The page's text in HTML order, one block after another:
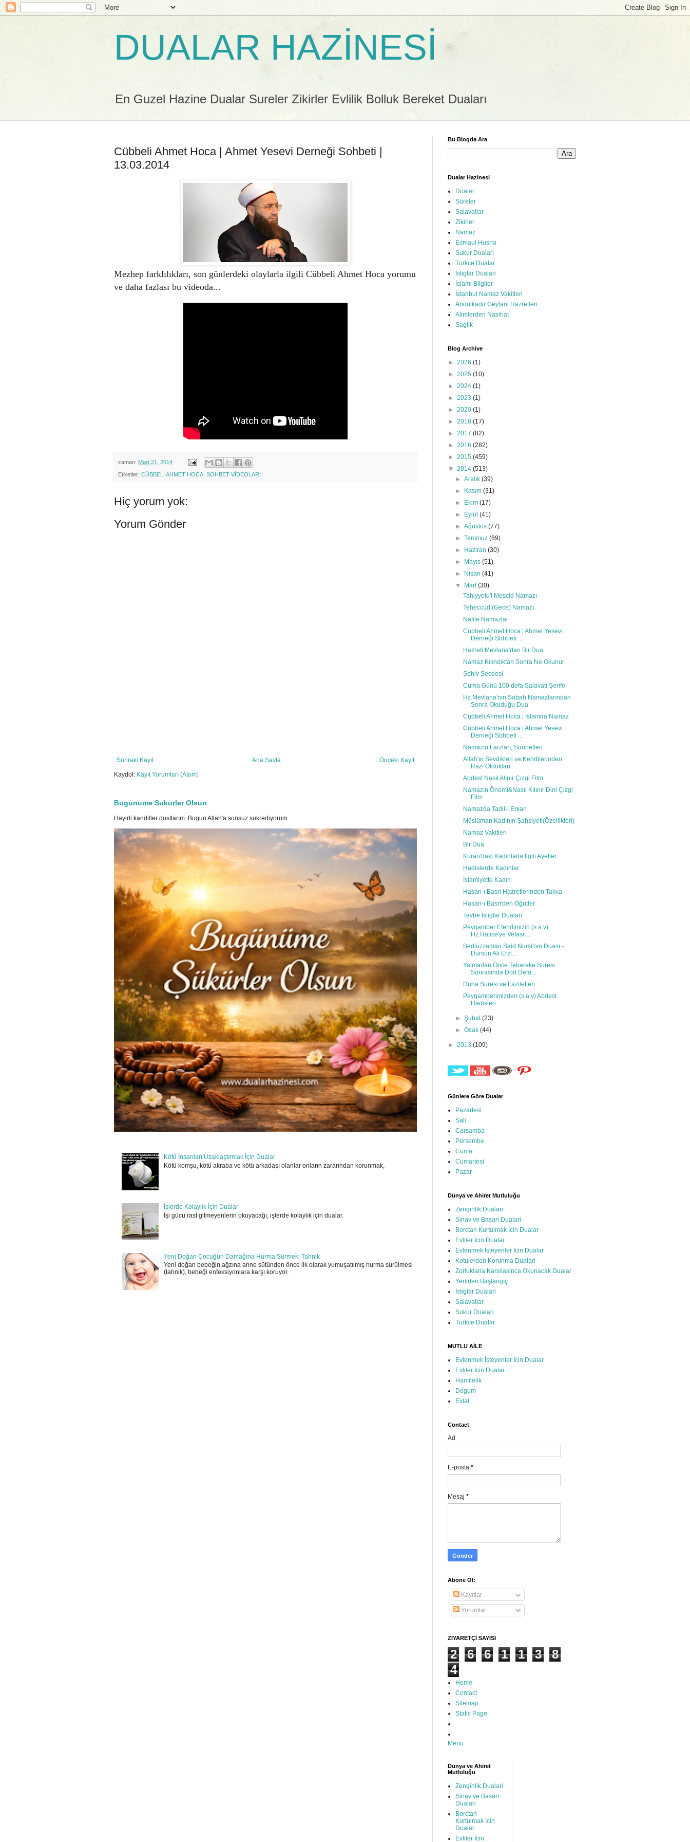
DUALAR HAZİNESİ
En Guzel Hazine Dualar Sureler Zikirler Evlilik Bolluk Bereket Duaları
Cübbeli Ahmet Hoca | Ahmet Yesevi Derneği Sohbeti |
13.03.2014
Mezhep farklılıkları, son günlerdeki olaylarla ilgili Cübbeli Ahmet Hoca yorumu
ve daha fazlası bu videoda...
zaman: Mart 21, 2014
Etiketler: CÜBBELİ AHMET HOCA SOHBET VİDEOLARI
Hiç yorum yok:
Yorum Gönder
Sonraki Kayıt Önceki Kayıt
Ana Sayfa
Kaydol: Kayıt Yorumları (Atom)
Bugunume Sukurler Olsun
Hayirli kandiller dostlarım. Bugun Allah'a sonsuz sukrediyorum.
Kötü İnsanları Uzaklaştırmak İçin Dualar
Kötü komşu, kötü akraba ve kötü arkadaşı olanlar onların zararından korunmak,
İşlerde Kolaylık İçin Dualar
İşi gücü rast gitmeyenlerin okuyacağı, işlerde kolaylık için dualar.
Yeni Doğan Çocuğun Damağına Hurma Sürmek: Tahnik
Yeni doğan bebeğin ağzına anne sütünden önce ilk olarak yumuşatılmış hurma sürülmesi
(tahnik), bebeği enfeksiyonlara karşı koruyor.
Bu Blogda Ara
Dualar Hazinesi
Dualar
Sureler
Salavatlar
Zikirler
Namaz
Esmaul Husna
Sukur Dualari
Turkce Dualar
İstigfar Dualari
İslami Bilgiler
İstanbul Namaz Vakitleri
Abdulkadir Geylani Hazretleri
Alimlerden Nasihat
Saglik
Blog Archive
► 2026 (1)
► 2025 (10)
► 2024 (1)
► 2023 (1)
► 2020 (1)
► 2018 (17)
► 2017 (82)
► 2016 (282)
► 2015 (459)
▼ 2014 (513)
►Aralık(39)
►
Kasım(31)
►
Ekim(17)
►
Eylül(41)
►Ağustos(77)
►Temmuz(89)
►
Haziran(30)
►
Mayıs(51)
►
Nisan(41)
▼
Mart(30)
Tahiyyetu'l Mescid Namazı
Teheccüd (Gece) Namazı
Nafile Namazlar
Cübbeli Ahmet Hoca | Ahmet Yesevi
Derneği Sohbeti ...
Hazreti Mevlana'dan Bir Dua
Namaz Kılındıktan Sonra Ne Okunur
Sehiv Secdesi
Cuma Günü 100 defa Salavatı Şerife
Hz.Mevlana'nın Sabah Namazlarından
Sonra Okuduğu Dua
Cübbeli Ahmet Hoca | İslamda Namaz
Cübbeli Ahmet Hoca | Ahmet Yesevi
Derneği Sohbeti ...
Namazın Farzları, Sunnetleri
Allah'ın Sevdikleri ve Kendilerinden
Razı Oldukları
Abdest Nasıl Alınır Çizgi Film
Namazın Önemi&Nasıl Kılınır Dini Çizgi
Film
Namazda Tadil-i Erkan
Müslüman Kadının Şahsiyeti(Özellikleri)
Namaz Vakitleri
Bir Dua
Kuran'daki Kadınlarla İlgili Ayetler
Hadislerde Kadınlar
İslamiyette Kadın
Hasan-ı Basri Hazretlerinden:Takva
Hasan-ı Basri'den Öğütler
Tevbe İstigfar Duaları
Peygamber Efendimizin (s.a.v)
Hz.Hatice'ye Vefası ...
Bediüzzaman Said Nursi'nin Duası -
Dursun Ali Erzi...
Yatmadan Önce Tebareke Suresi
Sonrasında Dört Defa...
Duha Suresi ve Faziletleri
Peygamberimizden (s.a.v) Abdest
Hadisleri
►Şubat(23)
►Ocak(44)
► 2013 (109)
Günlere Göre Dualar
Pazartesi
Sali
Carsamba
Persembe
Cuma
Cumartesi
Pazar
Dünya ve Ahiret Mutluluğu
Zenginlik Dualari
Sinav ve Basari Dualari
Borctan Kurtulmak İcin Dualar
Evliler İcin Dualar
Evlenmek İsteyenler İcin Dualar
Kotulerden Korunma Dualari
Zorluklarla Karsilasinca Okunacak Dualar
Yeniden Başlangıç
İstigfar Dualari
Salavatlar
Sukur Dualari
Turkce Dualar
MUTLU AİLE
Evlenmek İsteyenler İcin Dualar
Evliler İcin Dualar
Hamilelik
Dogum
Evlat
Contact
Ad
E-posta *
Mesaj *
Abone Ol:
Kayıtlar
Yorumlar
ZİYARETÇİ SAYISI
2 6 6 1 1 3
8
4
Home
Contact
Sitemap
Static Page
Menu
Dünya ve Ahiret
Mutluluğu
Zenginlik Dualari
Sinav ve Basari
Dualari
Borctan
Kurtulmak İcin
Dualar
Evliler İcin